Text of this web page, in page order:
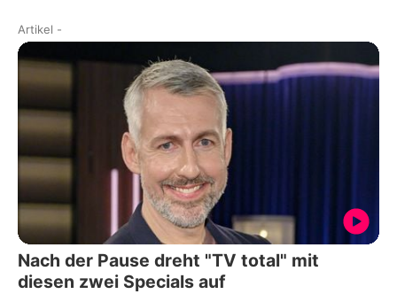
Artikel -
Nach der Pause dreht "TV total" mit
diesen zwei Specials auf